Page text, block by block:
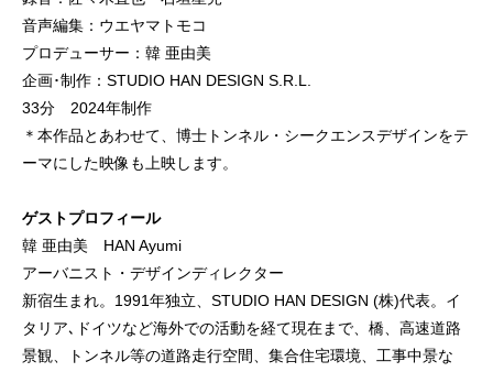
音声編集：ウエヤマトモコ
プロデューサー：韓 亜由美
企画･制作：STUDIO HAN DESIGN S.R.L.
33分 2024年制作
＊本作品とあわせて、博士トンネル・シークエンスデザインをテ
ーマにした映像も上映します。
ゲストプロフィール
韓 亜由美 HAN Ayumi
アーバニスト・デザインディレクター
新宿生まれ。1991年独立、STUDIO HAN DESIGN (株)代表。イ
タリア､ドイツなど海外での活動を経て現在まで、橋、高速道路
景観、トンネル等の道路走行空間、集合住宅環境、工事中景な